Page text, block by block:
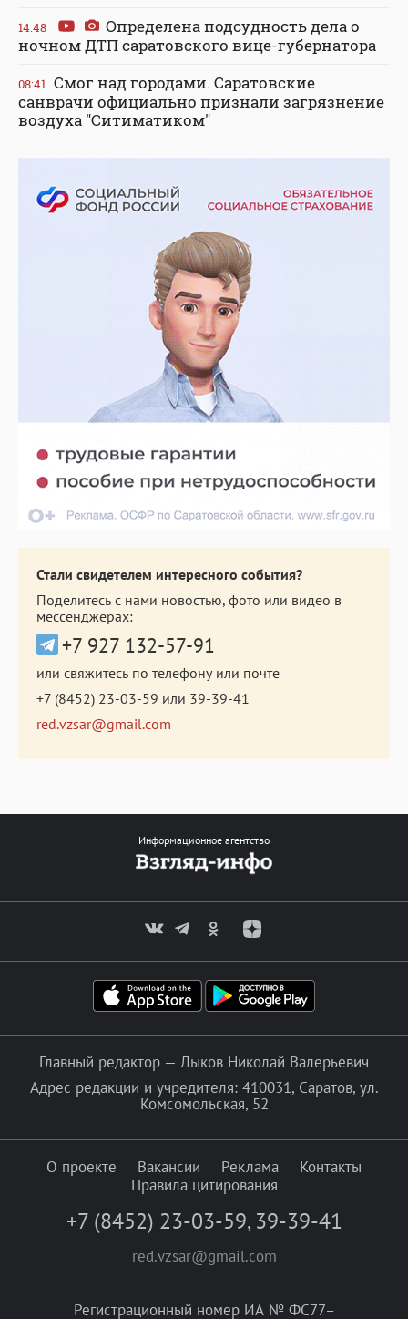
14:48
Определена подсудность дела о
ночном ДТП саратовского вице-губернатора
08:41 Смог над городами. Саратовские
санврачи официально признали загрязнение
воздуха "Ситиматиком"
Стали свидетелем интересного события?
Поделитесь с нами новостью, фото или видео в
мессенджерах:
+7 927 132-57-91
или свяжитесь по телефону или почте
+7 (8452) 23-03-59 или 39-39-41
red.vzsar@gmail.com
Информационное агентство
Главный редактор — Лыков Николай Валерьевич
Адрес редакции и учредителя: 410031, Саратов, ул.
Комсомольская, 52
О проекте Вакансии Реклама
Контакты
Правила цитирования
+7 (8452) 23-03-59, 39-39-41
red.vzsar@gmail.com
Регистрационный номер ИА № ФС77–